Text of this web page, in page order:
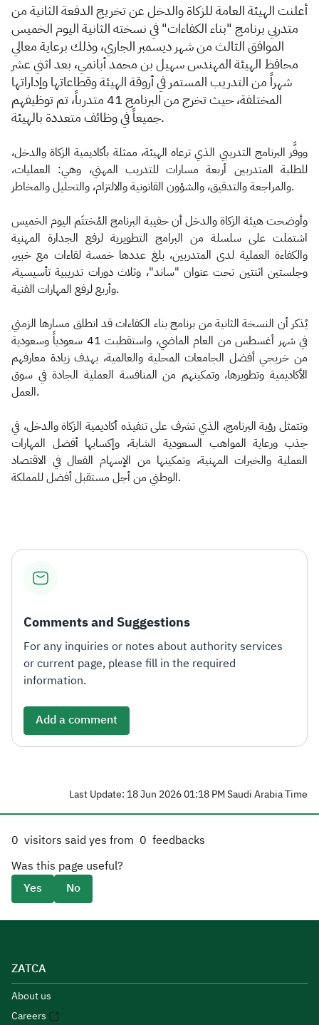
​أعلنت الهيئة العامة للزكاة والدخل عن تخريج الدفعة الثانية من
متدربي برنامج "بناء الكفاءات" في نسخته الثانية اليوم الخميس
الموافق الثالث من شهر ديسمبر الجاري، وذلك برعاية معالي
محافظ الهيئة المهندس سهيل بن محمد أبانمي، بعد اثني عشر
شهراً من التدريب المستمر في أروقة الهيئة وقطاعاتها وإداراتها
المختلفة، حيث تخرج من البرنامج 41 متدرباً، تم توظيفهم
جميعاً في وظائف متعددة بالهيئة.
ووفَّر البرنامج التدريبي الذي ترعاه الهيئة، ممثلة بأكاديمية الزكاة والدخل،
للطلبة المتدربين أربعة مسارات للتدريب المهني، وهي: العمليات،
والمراجعة والتدقيق، والشؤون القانونية والالتزام، والتحليل والمخاطر.
وأوضحت هيئة الزكاة والدخل أن حقيبة البرنامج المُختتَم اليوم الخميس
اشتملت على سلسلة من البرامج التطويرية لرفع الجدارة المهنية
والكفاءة العملية لدى المتدربين، بلغ عددها خمسة لقاءات مع خبير،
وجلستين اثنتين تحت عنوان "ساند"، وثلاث دورات تدريبية تأسيسية،
وأربع لرفع المهارات الفنية.
يُذكر أن النسخة الثانية من برنامج بناء الكفاءات قد انطلق مسارها الزمني
في شهر أغسطس من العام الماضي، واستقطبت 41 سعودياً وسعودية
من خريجي أفضل الجامعات المحلية والعالمية، بهدف زيادة معارفهم
الأكاديمية وتطويرها، وتمكينهم من المنافسة العملية الجادة في سوق
العمل.
وتتمثل رؤية البرنامج، الذي تشرف على تنفيذه أكاديمية الزكاة والدخل، في
جذب ورعاية المواهب السعودية الشابة، وإكسابها أفضل المهارات
العملية والخبرات المهنية، وتمكينها من الإسهام الفعال في الاقتصاد
الوطني من أجل مستقبل أفضل للمملكة.​
Comments and Suggestions
For any inquiries or notes about authority services
or current page, please fill in the required
information.
Add a comment
Last Update: 18 Jun 2026 01:18 PM Saudi Arabia Time
0 visitors said yes from 0 feedbacks
Was this page useful?
Yes
No
ZATCA
About us
Careers